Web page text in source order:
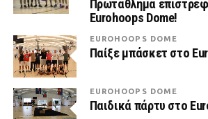
Πρωτάθλημα
Eurohoops Dome!
EUROHOOPS DOME
Παίξε μπάσκετ στο
EUROHOOPS DOME
Παιδικά πάρτυ στο